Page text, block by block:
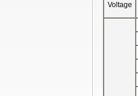
Voltage